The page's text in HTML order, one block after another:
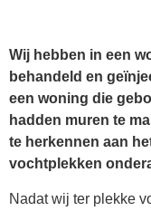
Wij hebben in een
behandeld en
een woning die
hadden muren te
te herkennen aan
vochtplekken
Nadat wij ter plekke